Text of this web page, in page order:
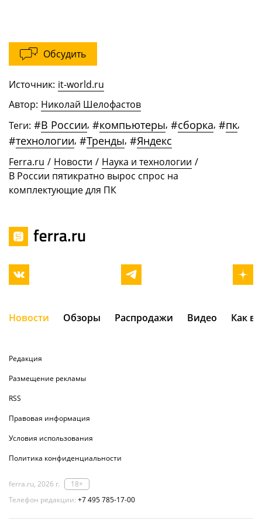
Обсудить
Источник: it-world.ru
Автор: Николай Шелофастов
Теги: #В России, #компьютеры, #сборка, #пк,
#технологии, #Тренды, #Яндекс
Ferra.ru / Новости / Наука и технологии /
В России пятикратно вырос спрос на
комплектующие для ПК
Новости Обзоры Распродажи Видео Как
Редакция
Размещение рекламы
RSS
Правовая информация
Условия использования
Политика конфиденциальности
ferra.ru, 2026 г.
18+
Телефон редакции: +7 495 785-17-00